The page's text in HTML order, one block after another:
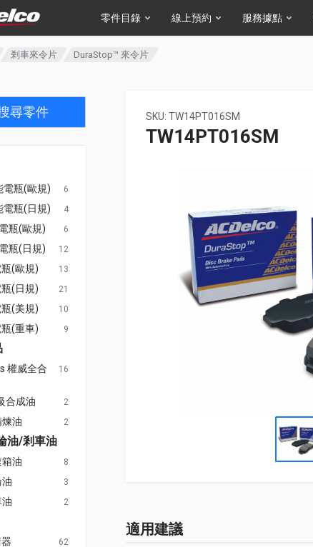
零件目錄 線上預約 服務據點
剎車來令片 DuraStop™ 來令片
尋零件
電瓶(歐規) 6
電瓶(日規) 4
瓶(歐規) 6
瓶(日規) 12
(歐規) 13
(日規) 21
(美規) 10
(重車) 9
權威全合
16
合成油 2
油 2
油/剎車油
油 8
3
2
62
SKU: TW14PT016SM
TW14PT016SM
適用建議